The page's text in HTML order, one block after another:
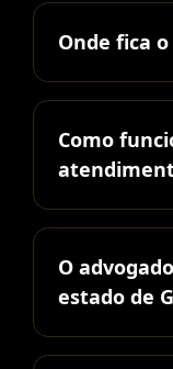
Onde fica
Como
O
estado de